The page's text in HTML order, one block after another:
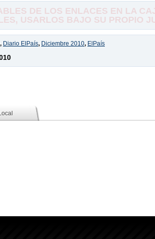
DE LOS ENLACES EN LA
USARLOS BAJO SU PROPIO
, Diario ElPaís, Diciembre 2010, ElPaís